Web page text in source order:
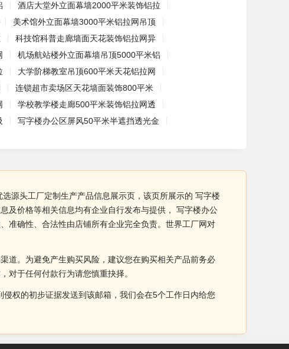
酒店大堂外立面幕墙2000平米装饰铝拉
美术馆外立面幕墙3000平米铝拉网吊顶
科技馆科普走廊墙面天花装饰铝拉网异
机场航站楼外立面幕墙吊顶5000平米铝
大学阶梯教室吊顶600平米天花铝拉网
连锁超市卖场区天花墙面装饰800平米
学校教学楼走廊500平米装饰铝拉网透
写字楼办公区屏风50平米半遮挡透光金
源头工厂定制生产产品信息展示页，该页所展示的 写字楼
及价格等相关信息均有企业自行发布与提供， 写字楼办公
准确性、合法性由店铺所有企业完全负责。世界工厂网对
道。为避免产生购买风险，建议您在购买相关产品前务必
对于任何付款行为请您慎重抉择。
权的初步证据发送到该邮箱，我们会在5个工作日内给您